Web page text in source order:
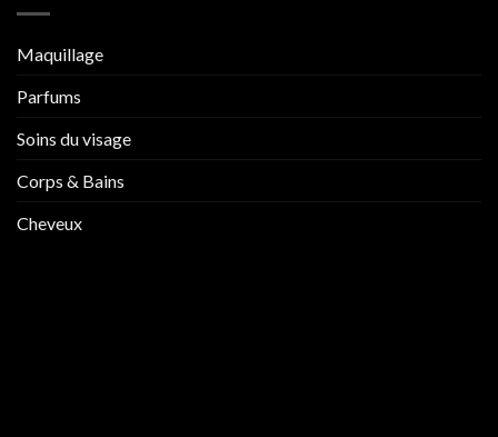
Maquillage
Parfums
Soins du visage
Corps & Bains
Cheveux